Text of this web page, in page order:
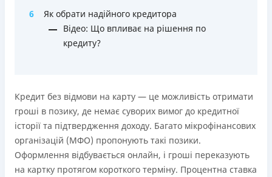
Вся інформація про кредит
6
Як обрати надійного кредитора
Відео: Що впливає на рішення по
кредиту?
Кредит без відмови на карту — це можливість отримати
гроші в позику, де немає суворих вимог до кредитної
історії та підтвердження доходу. Багато мікрофінансових
організацій (МФО) пропонують такі позики.
Оформлення відбувається онлайн, і гроші переказують
на картку протягом короткого терміну. Процентна ставка